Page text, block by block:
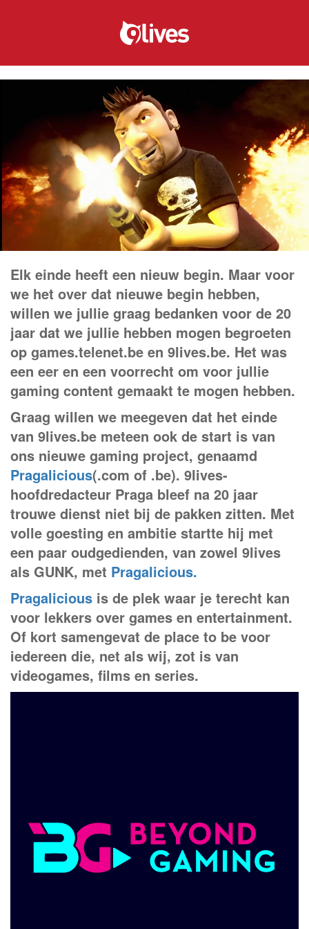
Elk einde heeft een nieuw begin. Maar voor
we het over dat nieuwe begin hebben,
willen we jullie graag bedanken voor de 20
jaar dat we jullie hebben mogen begroeten
op games.telenet.be en 9lives.be. Het was
een eer en een voorrecht om voor jullie
gaming content gemaakt te mogen hebben.
Graag willen we meegeven dat het einde
van 9lives.be meteen ook de start is van
ons nieuwe gaming project, genaamd
Pragalicious(.com of .be). 9lives-
hoofdredacteur Praga bleef na 20 jaar
trouwe dienst niet bij de pakken zitten. Met
volle goesting en ambitie startte hij met
een paar oudgedienden, van zowel 9lives
als GUNK, met Pragalicious.
Pragalicious is de plek waar je terecht kan
voor lekkers over games en entertainment.
Of kort samengevat de place to be voor
iedereen die, net als wij, zot is van
videogames, films en series.